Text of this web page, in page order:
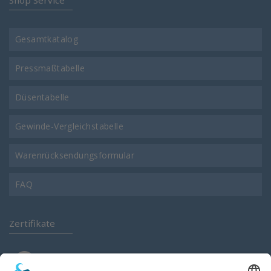
Gesamtkatalog
Pressmaßtabelle
Düsentabelle
Gewinde-Vergleichstabelle
Warenrücksendungsformular
FAQ
Zertifikate